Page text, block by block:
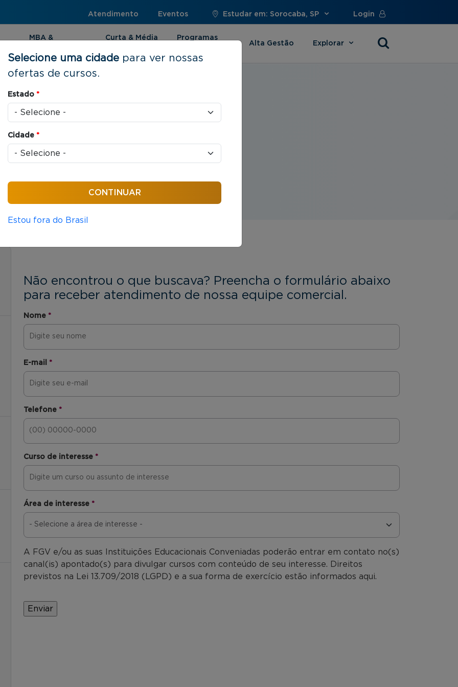
Atendimento Eventos Estudar em: Sorocaba, SP Login
MBA &
Curta & Média
Programas
Alta Gestão Explorar
Internacionais
globais sob o ponto de vista da
Não encontrou o que buscava? Preencha o formulário abaixo
para receber atendimento de nossa equipe comercial.
Nome *
E-mail *
Telefone *
Curso de interesse *
Área de interesse *
A FGV e/ou as suas Instituições Educacionais Conveniadas poderão entrar em contato no(s)
canal(is) apontado(s) para divulgar cursos com conteúdo de seu interesse. Direitos
previstos na Lei 13.709/2018 (LGPD) e a sua forma de exercício estão informados aqui.
Selecione uma cidade para ver nossas
ofertas de cursos.
Estado *
Cidade *
Estou fora do Brasil